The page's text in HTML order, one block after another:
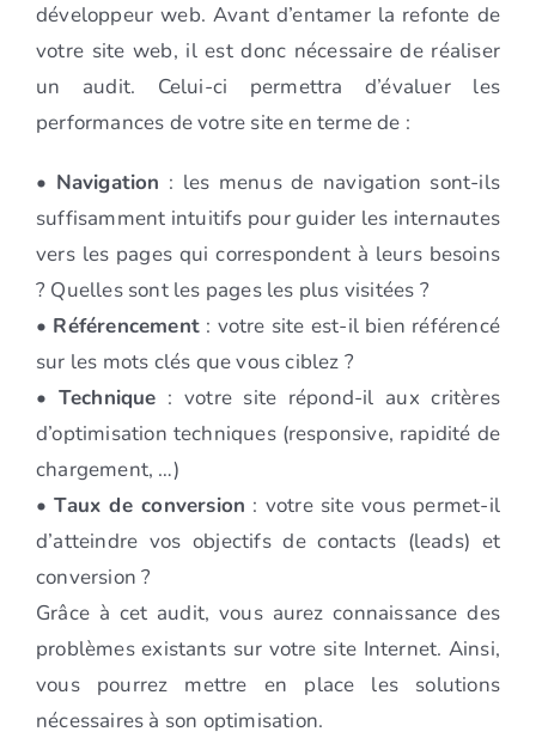
développeur web. Avant d’entamer la refonte de
votre site web, il est donc nécessaire de réaliser
un audit. Celui-ci permettra d’évaluer les
performances de votre site en terme de :
• Navigation : les menus de navigation sont-ils
suffisamment intuitifs pour guider les internautes
vers les pages qui correspondent à leurs besoins
? Quelles sont les pages les plus visitées ?
• Référencement : votre site est-il bien référencé
sur les mots clés que vous ciblez ?
• Technique : votre site répond-il aux critères
d’optimisation techniques (responsive, rapidité de
chargement, …)
•Taux de conversion : votre site vous permet-il
d’atteindre vos objectifs de contacts (leads) et
conversion ?
Grâce à cet audit, vous aurez connaissance des
problèmes existants sur votre site Internet. Ainsi,
vous pourrez mettre en place les solutions
nécessaires à son optimisation.